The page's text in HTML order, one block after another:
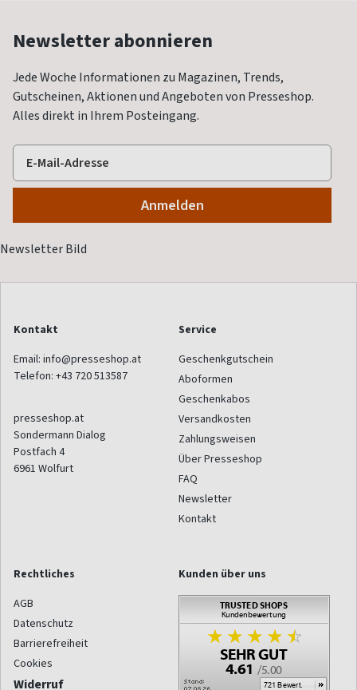
Newsletter abonnieren
Jede Woche Informationen zu Magazinen, Trends,
Gutscheinen, Aktionen und Angeboten von Presseshop.
Alles direkt in Ihrem Posteingang.
Kontakt
Email: info@presseshop.at
Telefon: +43 720 513587
presseshop.at
Sondermann Dialog
Postfach 4
6961 Wolfurt
Service
Geschenkgutschein
Aboformen
Geschenkabos
Versandkosten
Zahlungsweisen
Über Presseshop
FAQ
Newsletter
Kontakt
Rechtliches
AGB
Datenschutz
Barrierefreiheit
Cookies
Widerruf
Kunden über uns